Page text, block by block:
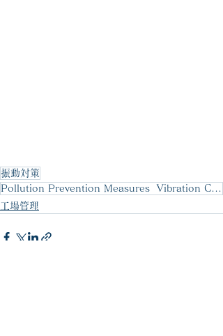
振動対策
Pollution Prevention Measures Vibration Countermeasures
工場管理